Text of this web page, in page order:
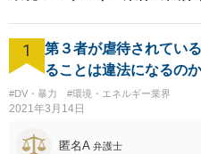
1
第３者が虐待されてい
ることは違法になるの
#DV・暴力 #環境・エネルギー業界
2021年3月14日
匿名A 弁護士